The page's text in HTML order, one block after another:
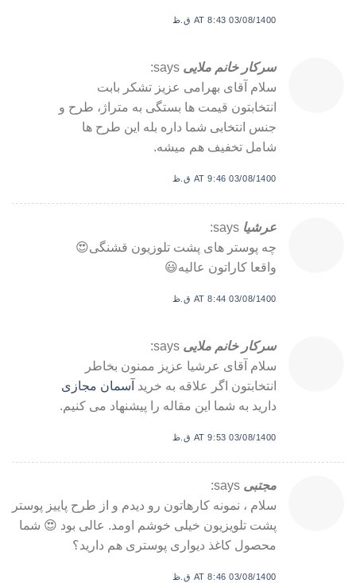
03/08/1400 AT 8:43 ق.ظ
سرکار خانم ملایی says:
سلام آقای بهرامی عزیز تشکر بابت
انتخابتون قیمت ها بستگی به متراژ، طرح و
جنس انتخابی شما داره بله این طرح ها
شامل تخفیف هم میشه.
03/08/1400 AT 9:46 ق.ظ
عرشیا says:
چه پوستر های پشت تلوزیون قشنگی😍
واقعا کاراتون عالیه😃
03/08/1400 AT 8:44 ق.ظ
سرکار خانم ملایی says:
سلام آقای عرشیا عزیز ممنون بخاطر
انتخابتون اگر علاقه به خرید آسمان مجازی
دارید به شما این مقاله را پیشنهاد می کنیم.
03/08/1400 AT 9:53 ق.ظ
مجتبی says:
سلام ، نمونه کارهاتون رو دیدم و از طرح پاییز پوستر
پشت تلویزیون خیلی خوشم اومد. عالی بود 😍 شما
محصول کاغذ دیواری پوستری هم دارید؟
03/08/1400 AT 8:46 ق.ظ